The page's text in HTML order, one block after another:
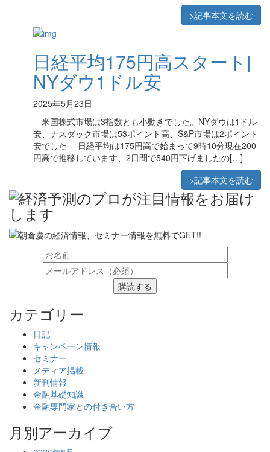
>記事本文を読む
日経平均175円高スタート|
NYダウ1ドル安
2025年5月23日
米国株式市場は3指数とも小動きでした。NYダウは1ドル
安、ナスダック市場は53ポイント高、S&P市場は2ポイント
安でした 日経平均は175円高で始まって9時10分現在200
円高で推移しています、2日間で540円下げましたの[…]
>記事本文を読む
購読する
カテゴリー
日記
キャンペーン情報
セミナー
メディア掲載
新刊情報
金融基礎知識
金融専門家との付き合い方
月別アーカイブ